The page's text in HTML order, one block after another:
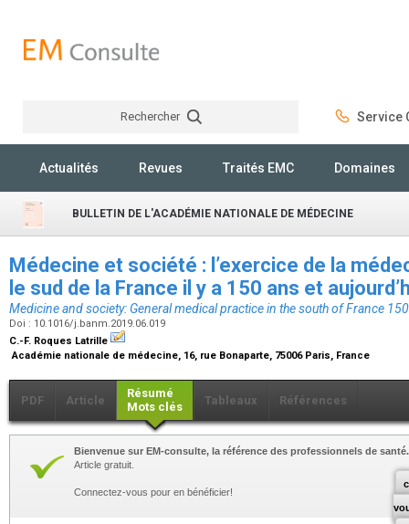
Rechercher Service
Actualités Revues Traités EMC Domaines
BULLETIN DE L'ACADÉMIE NATIONALE DE MÉDECINE
Médecine et société : l’exercice de la
le sud de la France il y a 150 ans et
Medicine and society: General medical practice in the south of France
Doi : 10.1016/j.banm.2019.06.019
C.-F. Roques Latrille
Académie nationale de médecine, 16, rue Bonaparte, 75006 Paris, France
PDF Article
Résumé
Mots clés
Tableaux Références
Bienvenue sur EM-consulte, la référence des professionnels de santé.
Article gratuit.
Connectez-vous pour en bénéficier!